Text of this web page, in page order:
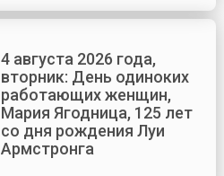
4 августа 2026 года,
вторник: День одиноких
работающих женщин,
Мария Ягодница, 125 лет
со дня рождения Луи
Армстронга